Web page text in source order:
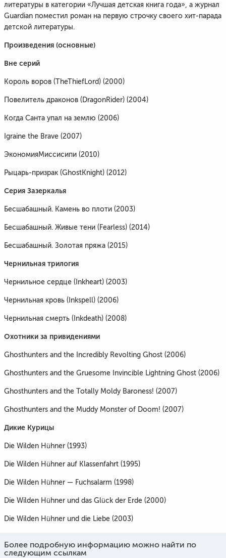
литературы в категории «Лучшая детская книга года», а журнал
Guardian поместил роман на первую строчку своего хит-парада
детской литературы.
Произведения (основные)
Вне серий
Король воров (TheThiefLord) (2000)
Повелитель драконов (DragonRider) (2004)
Когда Санта упал на землю (2006)
Igraine the Brave (2007)
ЭкономияМиссисипи (2010)
Рыцарь-призрак (GhostKnight) (2012)
Серия Зазеркалья
Бесшабашный. Камень во плоти (2003)
Бесшабашный. Живые тени (Fearless) (2014)
Бесшабашный. Золотая пряжа (2015)
Чернильная трилогия
Чернильное сердце (Inkheart) (2003)
Чернильная кровь (Inkspell) (2006)
Чернильная смерть (Inkdeath) (2008)
Охотники за привидениями
Ghosthunters and the Incredibly Revolting Ghost (2006)
Ghosthunters and the Gruesome Invincible Lightning Ghost (2006)
Ghosthunters and the Totally Moldy Baroness! (2007)
Ghosthunters and the Muddy Monster of Doom! (2007)
Дикие Курицы
Die Wilden Hühner (1993)
Die Wilden Hühner auf Klassenfahrt (1995)
Die Wilden Hühner — Fuchsalarm (1998)
Die Wilden Hühner und das Glück der Erde (2000)
Die Wilden Hühner und die Liebe (2003)
Более подробную информацию можно найти по
следующим ссылкам